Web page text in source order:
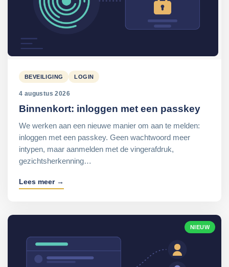
BEVEILIGING LOGIN
4 augustus 2026
Binnenkort: inloggen met een passkey
We werken aan een nieuwe manier om aan te melden:
inloggen met een passkey. Geen wachtwoord meer
intypen, maar aanmelden met de vingerafdruk,
gezichtsherkenning…
Lees meer →
NIEUW